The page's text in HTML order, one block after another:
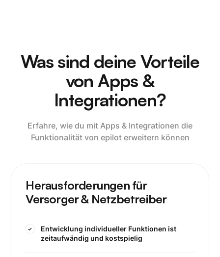
Was sind deine Vorteile
von Apps &
Integrationen?
Erfahre, wie du mit Apps & Integrationen die
Funktionalität von epilot erweitern können
Herausforderungen für
Versorger & Netzbetreiber
Entwicklung individueller Funktionen ist
zeitaufwändig und kostspielig